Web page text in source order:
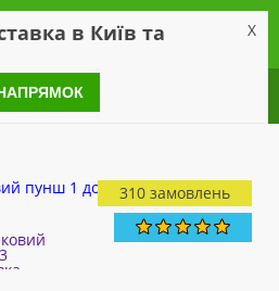
310 замовлень
в Київ та X